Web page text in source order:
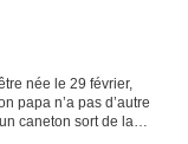
née le 29 février,
papa n’a pas d’autre
caneton sort de la